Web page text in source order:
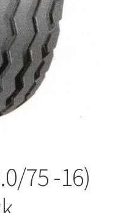
75 -16)